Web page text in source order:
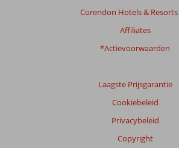
Corendon Hotels & Resorts
Affiliates
*Actievoorwaarden
Laagste Prijsgarantie
Cookiebeleid
Privacybeleid
Copyright